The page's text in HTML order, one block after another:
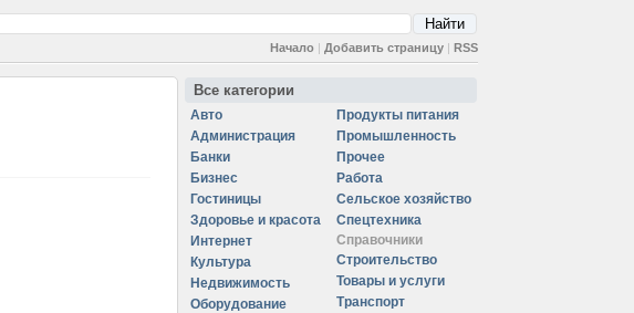
Начало | Добавить страницу | RSS
Все категории
Авто
Администрация
Банки
Бизнес
Гостиницы
Здоровье и красота
Интернет
Культура
Недвижимость
Оборудование
Продукты питания
Промышленность
Прочее
Работа
Сельское хозяйство
Спецтехника
Справочники
Строительство
Товары и услуги
Транспорт